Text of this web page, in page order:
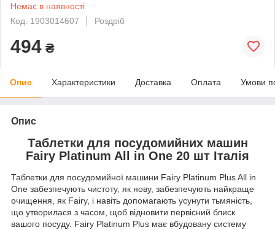
Немає в наявності
Код: 1903014607
Роздріб
494 ₴
Опис Характеристики Доставка Оплата Умови
Опис
Таблетки для посудомийних машин
Fairy Platinum All in One 20 шт Італія
Таблетки для посудомийної машини Fairy Platinum Plus All in
One забезпечують чистоту, як нову, забезпечують найкраще
очищення, як Fairy, і навіть допомагають усунути тьмяність,
що утворилася з часом, щоб відновити первісний блиск
вашого посуду. Fairy Platinum Plus має вбудовану систему